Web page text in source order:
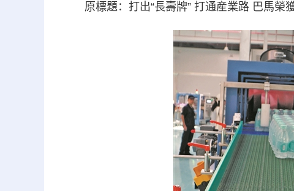
原標題：打出“長壽牌” 打通産業路 巴馬榮